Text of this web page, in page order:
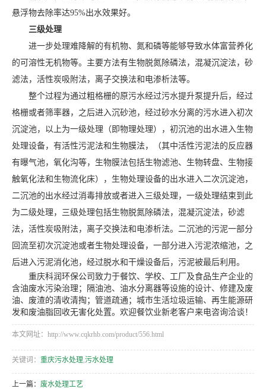
悬浮物去除率达95%出水效果好。
三级处理
进一步处理难降解的有机物、氮和磷等能够导致水体富营养化
的可溶性无机物等。主要方法有生物脱氮除磷法，混凝沉淀法，砂
滤法，活性炭吸附法，离子交换法和电渗析法等。
整个过程为通过粗格栅的原污水经过污水提升泵提升后，经过
格栅或者筛率器，之后进入沉砂池，经过砂水分离的污水进入初次
沉淀池，以上为一级处理（即物理处理），初沉池的出水进入生物
处理设备，有活性污泥法和生物膜法，（其中活性污泥法的反应器
有曝气池，氧化沟等，生物膜法包括生物滤池、生物转盘、生物接
触氧化法和生物流化床），生物处理设备的出水进入二次沉淀池，
二沉池的出水经过消毒排放或者进入三级处理，一级处理结束到此
为二级处理，三级处理包括生物脱氮除磷法，混凝沉淀法，砂滤
法，活性炭吸附法，离子交换法和电渗析法。二沉池的污泥一部分
回流至初次沉淀池或者生物处理设备，一部分进入污泥浓缩池，之
后进入污泥消化池，经过脱水和干燥设备后，污泥被最后利用。
重庆科润环保公司致力于餐饮、学校、工厂及食品生产企业的
含油废水污染治理；隔油池、油水分离器等设施的设计、修建及废
油、废渣的清收清掏；管道疏通；城市生活垃圾运输、再生能源研
发和废油脂回收无害化处置。欢迎餐饮业新老客户来电咨询洽谈！
本文网址：http://www.cqkrhb.com/product/556.html
关键词： 重庆污水处理 污水处理
上一篇： 废水处理工艺